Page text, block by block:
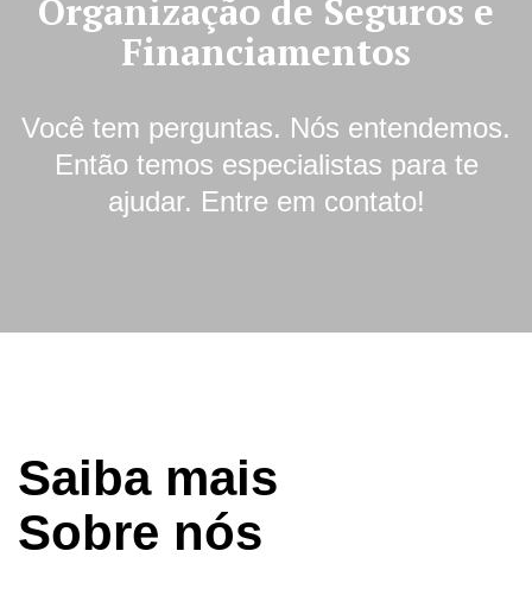
Organização de Seguros e
Financiamentos
Você tem perguntas. Nós entendemos.
Então temos especialistas para te
ajudar. Entre em contato!
Saiba mais
Sobre nós